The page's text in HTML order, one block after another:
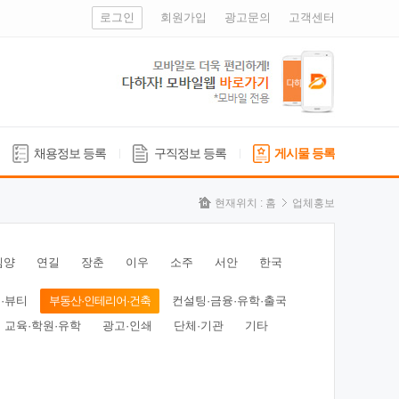
로그인 회원가입 광고문의 고객센터
채용정보 등록 구직정보 등록 게시물 등록
현재위치 : 홈 업체홍보
양 연길 장춘 이우 소주 서안 한국
뷰티 부동산·인테리어·건축
컨설팅·금융·유학·출국
교육·학원·유학
광고·인쇄 단체·기관 기타